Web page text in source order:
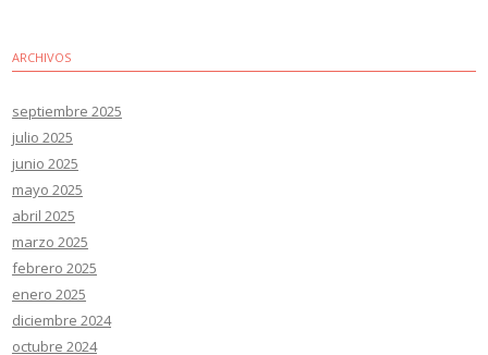
ARCHIVOS
septiembre 2025
julio 2025
junio 2025
mayo 2025
abril 2025
marzo 2025
febrero 2025
enero 2025
diciembre 2024
octubre 2024